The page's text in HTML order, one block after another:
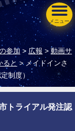
メニュー
参加 >広報 >動画サ
ると > メイドインさ
制度）
トライアル発注認